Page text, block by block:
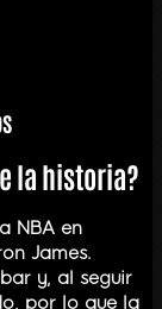
la historia?
NBA en
James.
y, al seguir
por lo que la